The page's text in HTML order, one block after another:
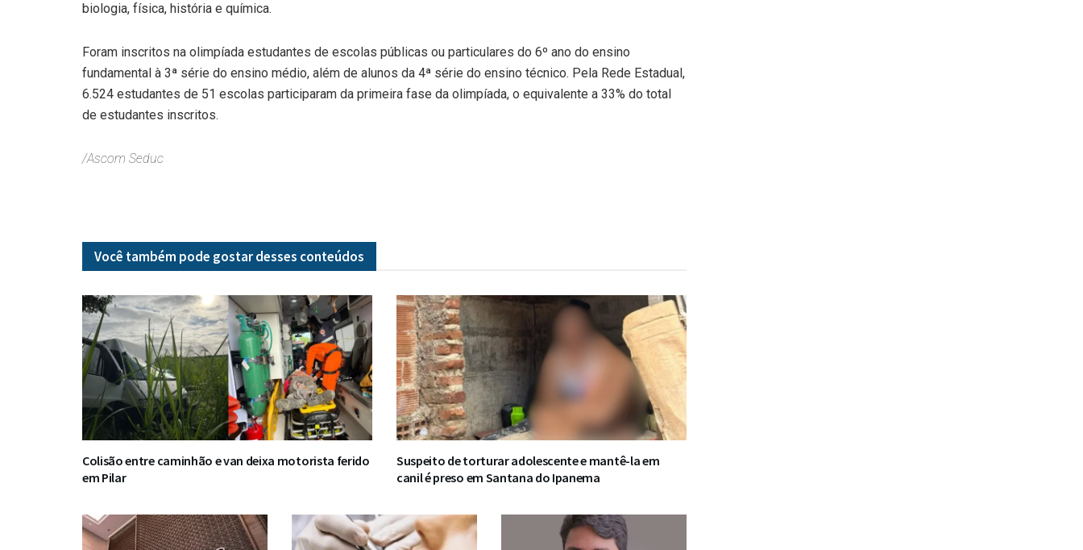
biologia, física, história e química.
Foram inscritos na olimpíada estudantes de escolas públicas ou particulares do 6º ano do ensino
fundamental à 3ª série do ensino médio, além de alunos da 4ª série do ensino técnico. Pela Rede Estadual,
6.524 estudantes de 51 escolas participaram da primeira fase da olimpíada, o equivalente a 33% do total
de estudantes inscritos.
/Ascom Seduc
Você também pode gostar desses conteúdos
Colisão entre caminhão e van deixa motorista ferido
em Pilar
Suspeito de torturar adolescente e mantê-la em
canil é preso em Santana do Ipanema